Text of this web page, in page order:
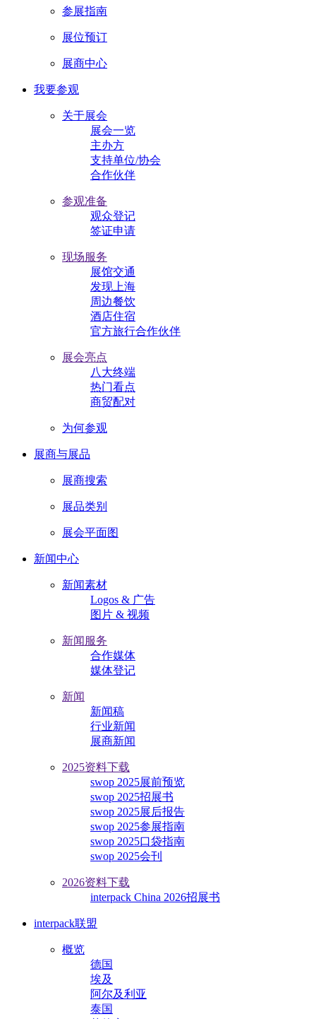
参展指南
展位预订
展商中心
我要参观
关于展会
展会一览
主办方
支持单位/协会
合作伙伴
参观准备
观众登记
签证申请
现场服务
展馆交通
发现上海
周边餐饮
酒店住宿
官方旅行合作伙伴
展会亮点
八大终端
热门看点
商贸配对
为何参观
展商与展品
展商搜索
展品类别
展会平面图
新闻中心
新闻素材
Logos & 广告
图片 & 视频
新闻服务
合作媒体
媒体登记
新闻
新闻稿
行业新闻
展商新闻
2025资料下载
swop 2025展前预览
swop 2025招展书
swop 2025展后报告
swop 2025参展指南
swop 2025口袋指南
swop 2025会刊
2026资料下载
interpack China 2026招展书
interpack联盟
概览
德国
埃及
阿尔及利亚
泰国